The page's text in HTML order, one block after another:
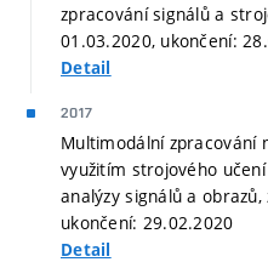
zpracování signálů a
01.03.2020, ukončení:
Detail
2017
Multimodální zpracování
využitím strojového
analýzy signálů a
ukončení: 29.02.2020
Detail